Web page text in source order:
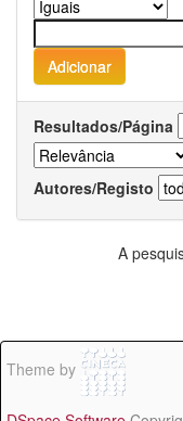
Resultados/Página
Autores/Registo
A
Theme by